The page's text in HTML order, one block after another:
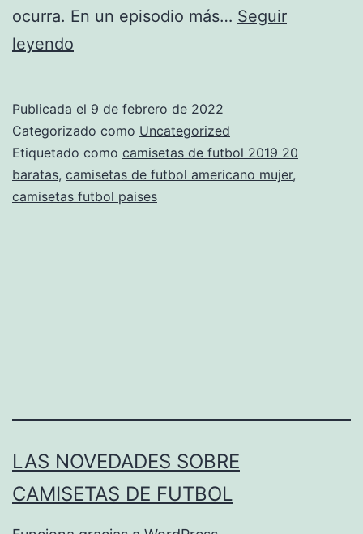
ocurra. En un episodio más… Seguir
leyendo
las
camisetas
Publicada el 9 de febrero de 2022
Categorizado como Uncategorized
Etiquetado como camisetas de futbol 2019 20
baratas, camisetas de futbol americano mujer,
camisetas futbol paises
LAS NOVEDADES SOBRE
CAMISETAS DE FUTBOL